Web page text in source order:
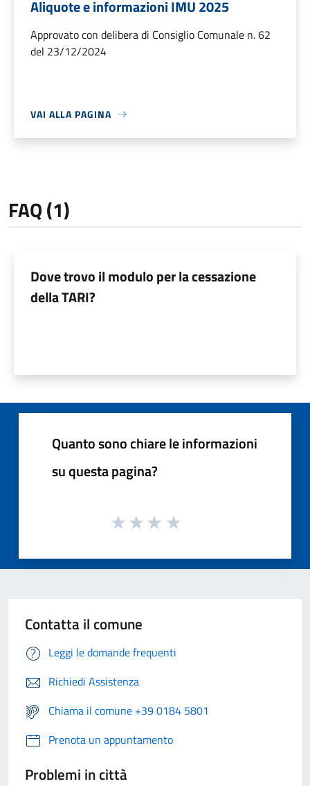
Aliquote e informazioni IMU 2025
Approvato con delibera di Consiglio Comunale n. 62
del 23/12/2024
VAI ALLA PAGINA
FAQ (1)
Dove trovo il modulo per la cessazione
della TARI?
Quanto sono chiare le informazioni
su questa pagina?
Contatta il comune
Leggi le domande frequenti
Richiedi Assistenza
Chiama il comune +39 0184 5801
Prenota un appuntamento
Problemi in città